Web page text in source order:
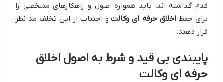
قدم گذاشته اند، باید همواره اصول و راهکارهای مشخصی را
برای حفظاخلاق حرفه ای وکالتو اجتناب از این تخلف مد نظر
قرار دهند.
پایبندی بی قید و شرط به اصول اخلاق
حرفه ای وکالت